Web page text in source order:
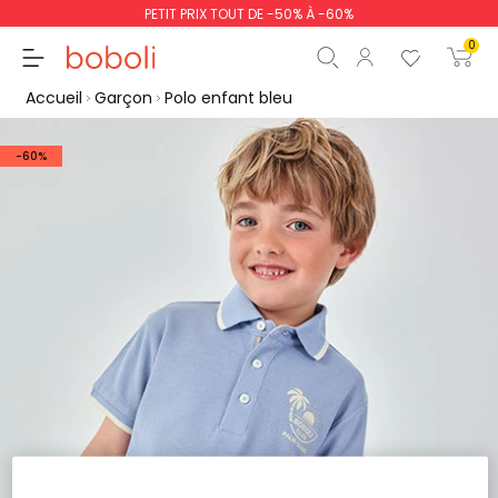
PETIT PRIX TOUT DE -50% À -60%
0
poursuit Commencer la
Accueil Garçon Polo enfant bleu
-60%